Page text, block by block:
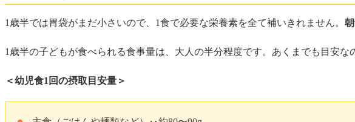
1歳半では胃袋がまだ小さいので、1食で必要な栄養素を全て補いきれません。
1歳半の子どもが食べられる食事量は、大人の半分程度です。あくまでも目安
＜幼児食1回の摂取目安量＞